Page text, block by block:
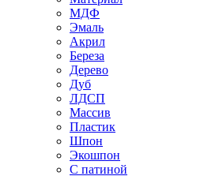
МДФ
Эмаль
Акрил
Береза
Дерево
Дуб
ЛДСП
Массив
Пластик
Шпон
Экошпон
С патиной